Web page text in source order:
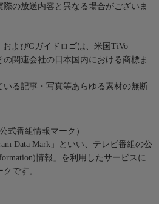
の放送内容と異なる場合がございま
よびGガイドロゴは、米国TiVo
の関連会社の日本国内における商標ま
いる記事・写真等あらゆる素材の無断
式番組情報マーク）
Data Mark」といい、テレビ番組の公
情報」を利用したサービスに
です。